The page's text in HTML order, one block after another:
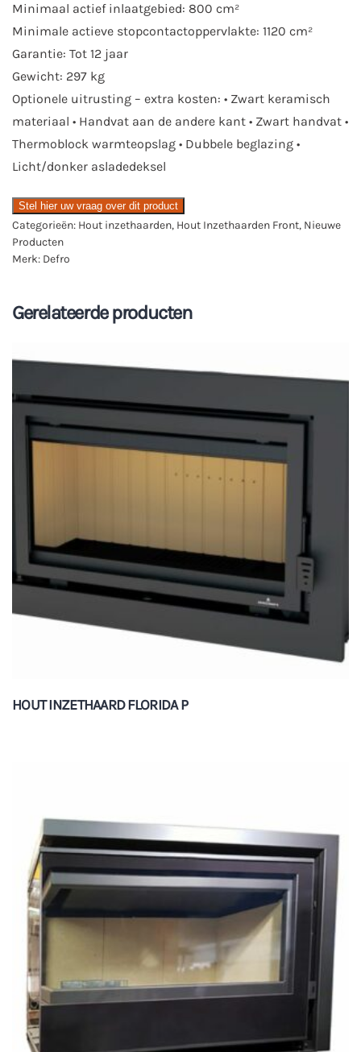
Minimaal actief inlaatgebied: 800 cm²
Minimale actieve stopcontactoppervlakte: 1120 cm²
Garantie: Tot 12 jaar
Gewicht: 297 kg
Optionele uitrusting – extra kosten: • Zwart keramisch
materiaal • Handvat aan de andere kant • Zwart handvat •
Thermoblock warmteopslag • Dubbele beglazing •
Licht/donker asladedeksel
Stel hier uw vraag over dit product
Categorieën: Hout inzethaarden, Hout Inzethaarden Front, Nieuwe
Producten
Merk: Defro
Gerelateerde producten
HOUT INZETHAARD FLORIDA P